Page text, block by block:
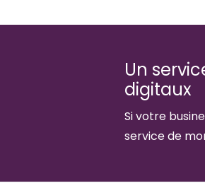
Un
digitaux
Si votre
service de